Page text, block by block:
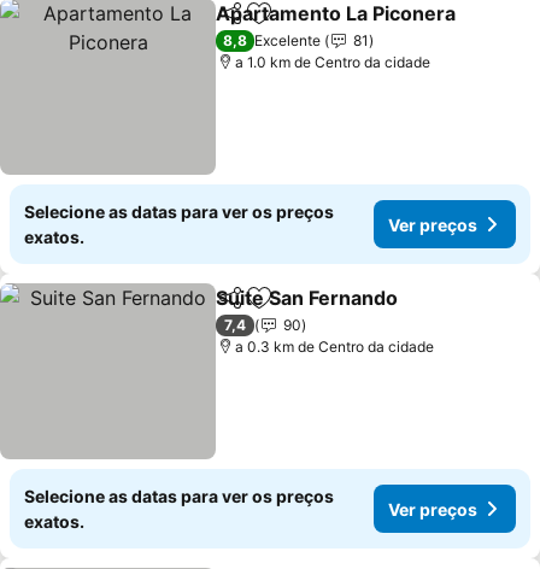
PartilharAdicionar aos favoritos
Apartamento La Piconera
8,8 Excelente
81
a 1.0 km de Centro da cidade
Selecione as datas para ver os preços
exatos.
Ver preços
PartilharAdicionar aos favoritos
Suite San Fernando
7,4
90
a 0.3 km de Centro da cidade
Selecione as datas para ver os preços
exatos.
Ver preços